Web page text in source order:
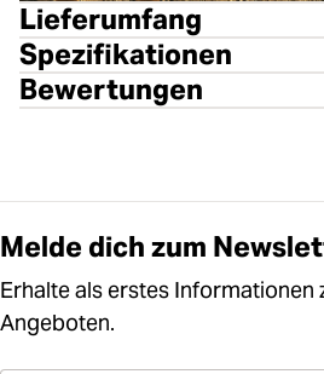
Lieferumfang
Spezifikationen
Bewertungen
Melde dich zum
Erhalte als erstes Informationen
Angeboten.